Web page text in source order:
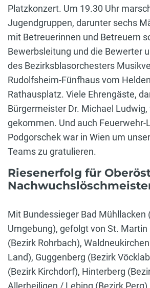
Platzkonzert. Um 19.30 Uhr
Jugendgruppen, darunter sechs
mit Betreuerinnen und Betreuern
Bewerbsleitung und die Bewerter
des Bezirksblasorchesters
Rudolfsheim-Fünfhaus vom
Rathausplatz. Viele Ehrengäste,
Bürgermeister Dr. Michael Ludwig,
gekommen. Und auch Feuerwehr-
Podgorschek war in Wien um
Teams zu gratulieren.
Riesenerfolg für
Mit Bundessieger Bad Mühllacken
Umgebung), gefolgt von St.
(Bezirk Rohrbach),
Land), Guggenberg (Bezirk
(Bezirk Kirchdorf), Hinterberg
Allerheiligen / Lebing (Bezirk